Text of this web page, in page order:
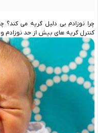
چرا نوزادم بی دلیل گریه می کند؟
کنترل گریه های بیش از حد نوزادم